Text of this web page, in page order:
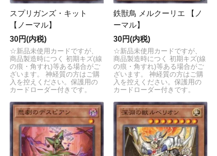
スプリガンズ・キット
【ノーマル】
30円(内税)
☆新品未使用カードですが、
商品製造時につく 初期キズ(線
の痕・角すれ)等ある場合がご
ざいます。 神経質の方はご購
入を控えください。保護用の
カードローダー付きです。
鉄獣鳥 メルクーリエ 【ノ
ーマル】
30円(内税)
☆新品未使用カードですが、
商品製造時につく 初期キズ(線
の痕・角すれ)等ある場合がご
ざいます。 神経質の方はご購
入を控えください。保護用の
カードローダー付きです。